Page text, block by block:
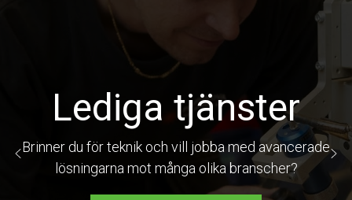
Lediga tjänster
Brinner du för teknik och vill jobba med avancerade
lösningarna mot många olika branscher?